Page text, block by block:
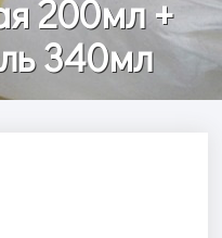
200мл +
340мл